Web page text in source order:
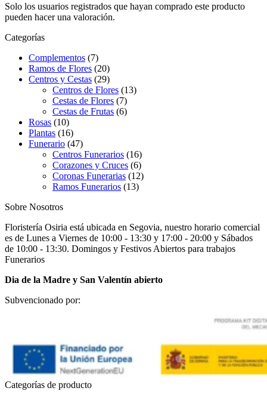
Solo los usuarios registrados que hayan comprado este producto
pueden hacer una valoración.
Categorías
Complementos (7)
Ramos de Flores (20)
Centros y Cestas (29)
Centros de Flores (13)
Cestas de Flores (7)
Cestas de Frutas (6)
Rosas (10)
Plantas (16)
Funerario (47)
Centros Funerarios (16)
Corazones y Cruces (6)
Coronas Funerarias (12)
Ramos Funerarios (13)
Sobre Nosotros
Floristería Osiria está ubicada en Segovia, nuestro horario comercial
es de Lunes a Viernes de 10:00 - 13:30 y 17:00 - 20:00 y Sábados
de 10:00 - 13:30. Domingos y Festivos Abiertos para trabajos
Funerarios
Dia de la Madre y San Valentín abierto
Subvencionado por:
Categorías de producto